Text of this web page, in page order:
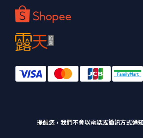
提醒您，我們不會以電話或簡訊方式通